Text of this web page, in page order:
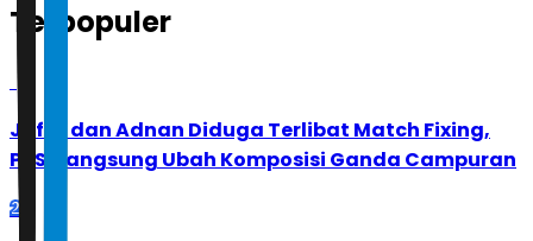
Terpopuler
Jafar dan Adnan Diduga Terlibat Match Fixing,
PBSI Langsung Ubah Komposisi Ganda Campuran
2